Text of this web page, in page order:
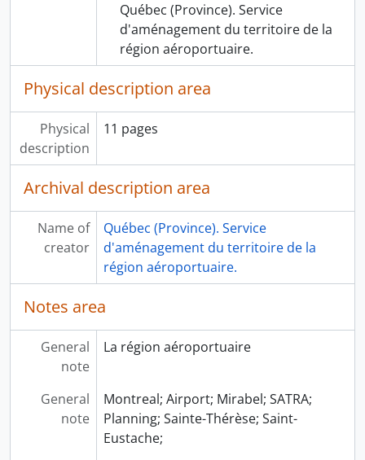
Québec (Province). Service
d'aménagement du territoire de la
région aéroportuaire.
Physical description area
Physical
description
11 pages
Archival description area
Name of
creator
Québec (Province). Service
d'aménagement du territoire de la
région aéroportuaire.
Notes area
General
note
La région aéroportuaire
General
note
Montreal; Airport; Mirabel; SATRA;
Planning; Sainte-Thérèse; Saint-
Eustache;